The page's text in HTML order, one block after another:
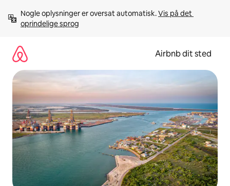
videre
Nogle oplysninger er oversat automatisk. Vis på det
oprindelige sprog
Airbnb dit sted